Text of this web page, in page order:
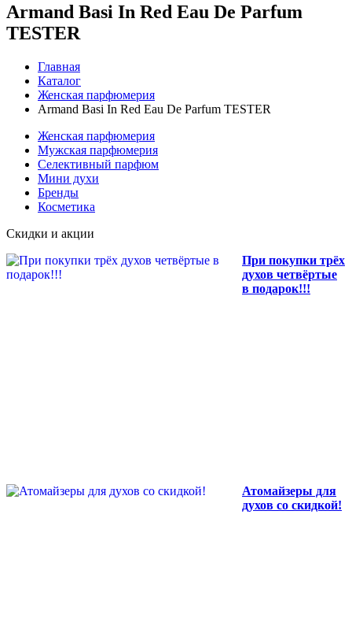
Armand Basi In Red Eau De Parfum
TESTER
Главная
Каталог
Женская парфюмерия
Armand Basi In Red Eau De Parfum TESTER
Женская парфюмерия
Мужская парфюмерия
Селективный парфюм
Мини духи
Бренды
Косметика
Скидки и акции
При покупки трёх
духов четвёртые
в подарок!!!
Атомайзеры для
духов со скидкой!